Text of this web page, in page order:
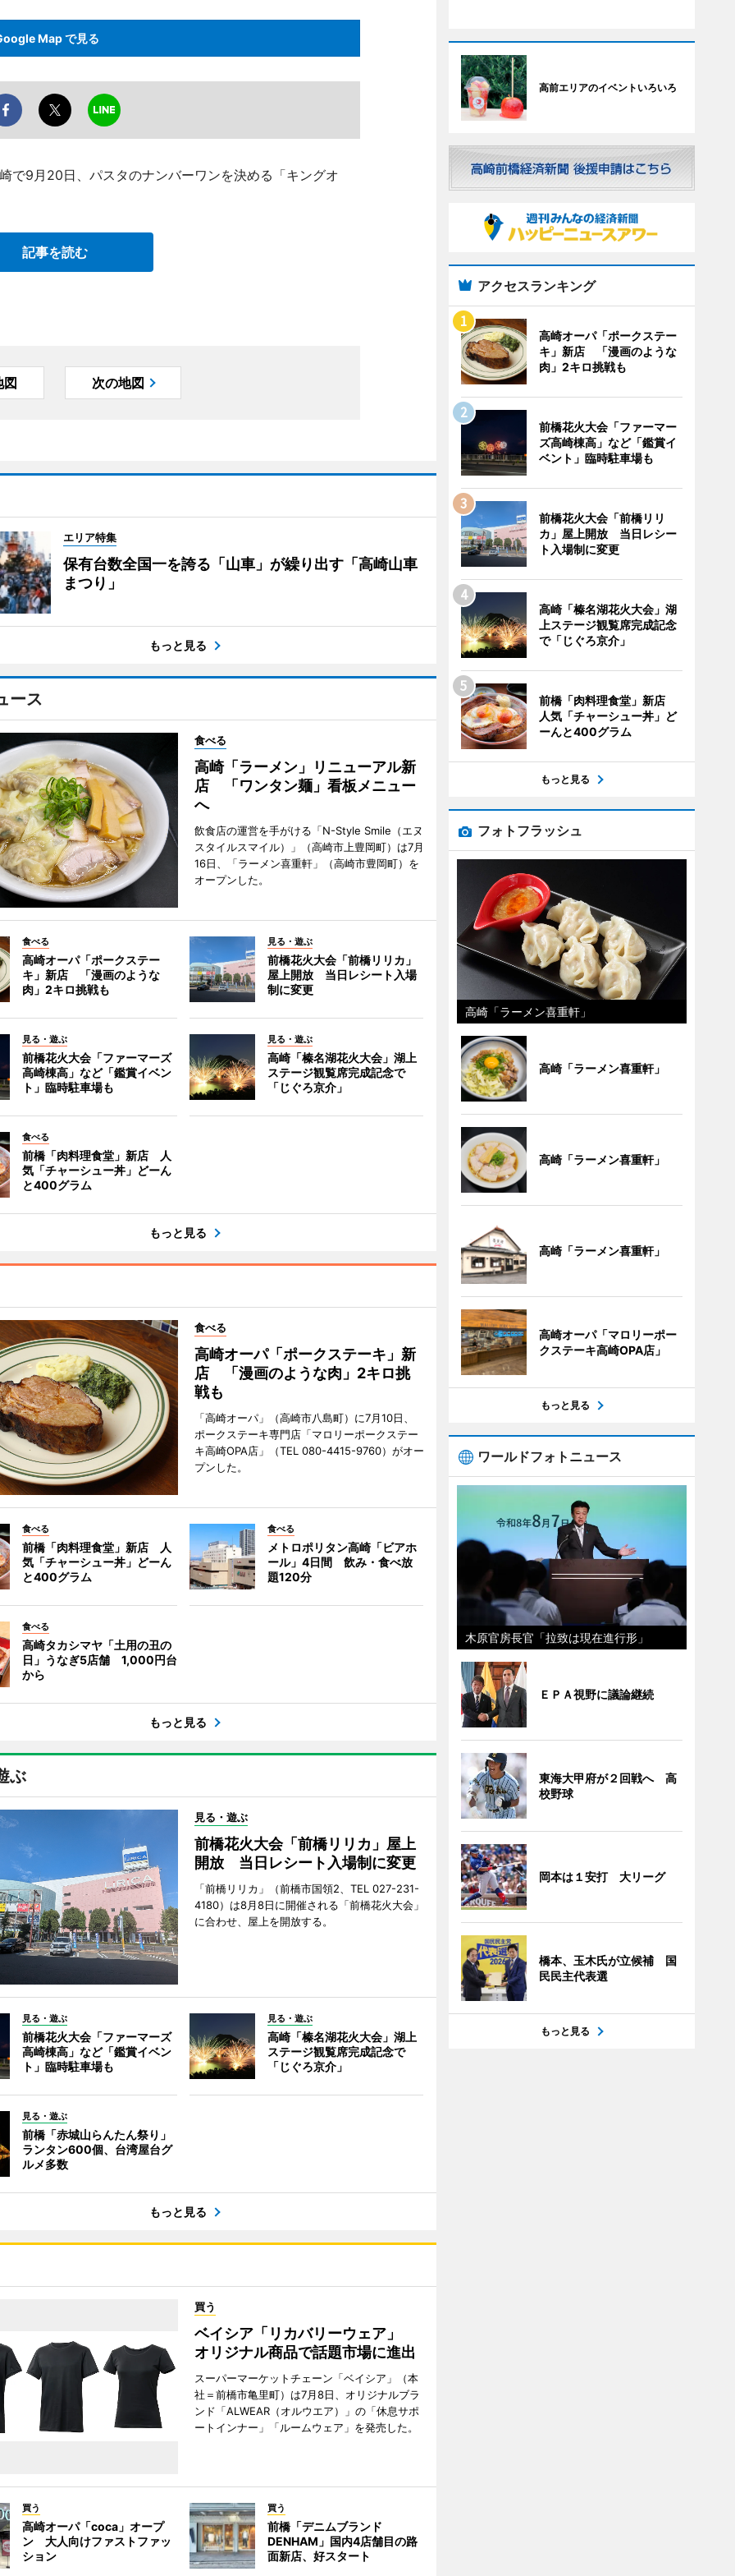
Map で見る
で9月20日、パスタのナンバーワンを決める「キングオ
記事を読む
図 次の地図
エリア特集
保有台数全国一を誇る「山車」が繰り出す「高崎山車
まつり」
もっと見る
ース
食べる
高崎「ラーメン」リニューアル新
店 「ワンタン麺」看板メニュー
へ
飲食店の運営を手がける「N-Style Smile（エヌ
スタイルスマイル）」（高崎市上豊岡町）は7月
16日、「ラーメン喜重軒」（高崎市豊岡町）を
オープンした。
食べる
高崎オーパ「ポークステー
キ」新店 「漫画のような
肉」2キロ挑戦も
見る・遊ぶ
前橋花火大会「前橋リリカ」
屋上開放 当日レシート入場
制に変更
見る・遊ぶ
前橋花火大会「ファーマーズ
高崎棟高」など「鑑賞イベン
ト」臨時駐車場も
見る・遊ぶ
高崎「榛名湖花火大会」湖上
ステージ観覧席完成記念で
「じぐろ京介」
食べる
前橋「肉料理食堂」新店 人
気「チャーシュー丼」どーん
と400グラム
もっと見る
食べる
高崎オーパ「ポークステーキ」新
店 「漫画のような肉」2キロ挑
戦も
「高崎オーパ」（高崎市八島町）に7月10日、
ポークステーキ専門店「マロリーポークステー
キ高崎OPA店」（TEL 080-4415-9760）がオー
プンした。
食べる
前橋「肉料理食堂」新店 人
気「チャーシュー丼」どーん
と400グラム
食べる
メトロポリタン高崎「ビアホ
ール」4日間 飲み・食べ放
題120分
食べる
高崎タカシマヤ「土用の丑の
日」うなぎ5店舗 1,000円台
から
もっと見る
ぶ
見る・遊ぶ
前橋花火大会「前橋リリカ」屋上
開放 当日レシート入場制に変更
「前橋リリカ」（前橋市国領2、TEL 027-231-
4180）は8月8日に開催される「前橋花火大会」
に合わせ、屋上を開放する。
見る・遊ぶ
前橋花火大会「ファーマーズ
高崎棟高」など「鑑賞イベン
ト」臨時駐車場も
見る・遊ぶ
高崎「榛名湖花火大会」湖上
ステージ観覧席完成記念で
「じぐろ京介」
見る・遊ぶ
前橋「赤城山らんたん祭り」
ランタン600個、台湾屋台グ
ルメ多数
もっと見る
買う
ベイシア「リカバリーウェア」
オリジナル商品で話題市場に進出
スーパーマーケットチェーン「ベイシア」（本
社＝前橋市亀里町）は7月8日、オリジナルブラ
ンド「ALWEAR（オルウエア）」の「休息サポ
ートインナー」「ルームウェア」を発売した。
買う
高崎オーパ「coca」オープ
ン 大人向けファストファッ
ション
買う
前橋「デニムブランド
DENHAM」国内4店舗目の路
面新店、好スタート
高前エリアのイベントいろいろ
アクセスランキング
高崎オーパ「ポークステー
キ」新店 「漫画のような
肉」2キロ挑戦も
前橋花火大会「ファーマー
ズ高崎棟高」など「鑑賞イ
ベント」臨時駐車場も
前橋花火大会「前橋リリ
カ」屋上開放 当日レシー
ト入場制に変更
高崎「榛名湖花火大会」湖
上ステージ観覧席完成記念
で「じぐろ京介」
前橋「肉料理食堂」新店
人気「チャーシュー丼」ど
ーんと400グラム
もっと見る
フォトフラッシュ
高崎「ラーメン喜重軒」
高崎「ラーメン喜重軒」
高崎「ラーメン喜重軒」
高崎「ラーメン喜重軒」
高崎オーパ「マロリーポー
クステーキ高崎OPA店」
もっと見る
ワールドフォトニュース
木原官房長官「拉致は現在進行形」
ＥＰＡ視野に議論継続
東海大甲府が２回戦へ 高
校野球
岡本は１安打 大リーグ
橋本、玉木氏が立候補 国
民民主代表選
もっと見る